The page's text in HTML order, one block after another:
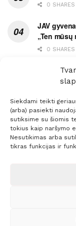
Siekdami teikti
(arba) pasiekti
sutiksime su šiomis
tokius kaip naršymo
Nesutikimas arba
tikras funkcijas ir
0 SHARES
JAV
„Ten
0 SHARES
Ypatingas
0 SHARES
Prenumerata